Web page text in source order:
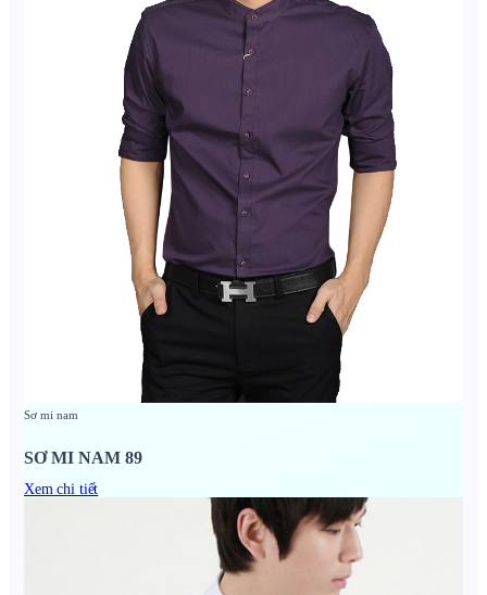
Sơ mi nam
SƠ MI NAM 89
Xem chi tiết